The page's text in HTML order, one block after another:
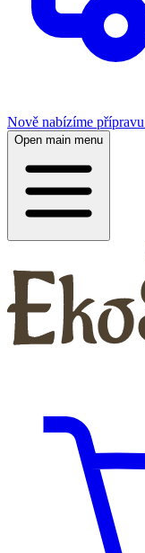
Nově nabízíme
Open main menu